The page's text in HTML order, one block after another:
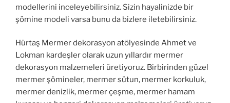
modellerini inceleyebilirsiniz. Sizin hayalinizde bir
şömine modeli varsa bunu da bizlere iletebilirsiniz.
Hürtaş Mermer dekorasyon atölyesinde Ahmet ve
Lokman kardeşler olarak uzun yıllardır mermer
dekorasyon malzemeleri üretiyoruz. Birbirinden güzel
mermer şömineler, mermer sütun, mermer korkuluk,
mermer denizlik, mermer çeşme, mermer hamam